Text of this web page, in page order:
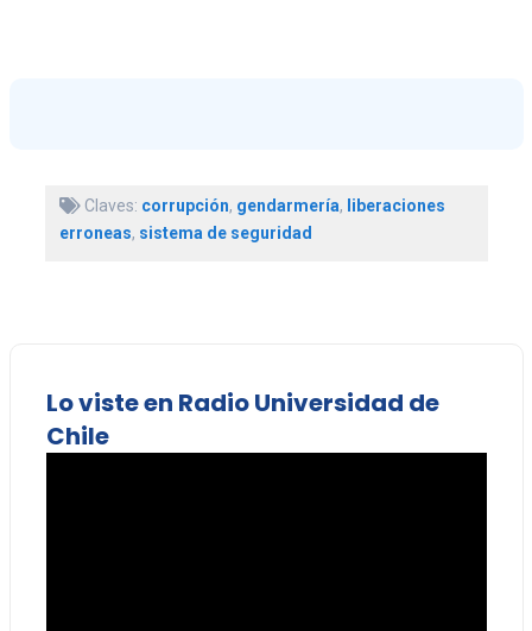
Claves: corrupción, gendarmería, liberaciones
erroneas, sistema de seguridad
Lo viste en Radio Universidad de
Chile